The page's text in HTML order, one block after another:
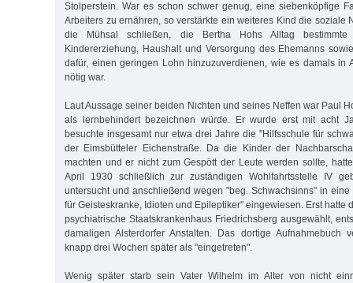
Stolperstein. War es schon schwer genug, eine siebenköpfige
Arbeiters zu ernähren, so verstärkte ein weiteres Kind die soziale
die Mühsal schließen, die Bertha Hohs Alltag
Kindererziehung, Haushalt und Versorgung des Ehemanns
dafür, einen geringen Lohn hinzuzuverdienen, wie es damals in
nötig war.
Laut Aussage seiner beiden Nichten und seines Neffen war Paul
als lernbehindert bezeichnen würde. Er wurde erst mit acht
besuchte insgesamt nur etwa drei Jahre die "Hilfsschule für
der Eimsbütteler Eichenstraße. Da die Kinder der
machten und er nicht zum Gespött der Leute werden sollte,
April 1930 schließlich zur zuständigen Wohlfahrtsstelle IV
untersucht und anschließend wegen "beg. Schwachsinns" in eine
für Geisteskranke, Idioten und Epileptiker" eingewiesen. Erst hatte
psychiatrische Staatskrankenhaus Friedrichsberg ausgewählt,
damaligen Alsterdorfer Anstalten. Das dortige Aufnahmebuch
knapp drei Wochen später als "eingetreten".
Wenig später starb sein Vater Wilhelm im Alter von nicht